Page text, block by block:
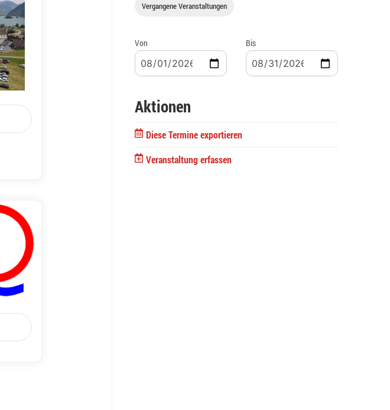
Vergangene Veranstaltungen
Von Bis
Aktionen
Diese Termine exportieren
Veranstaltung erfassen